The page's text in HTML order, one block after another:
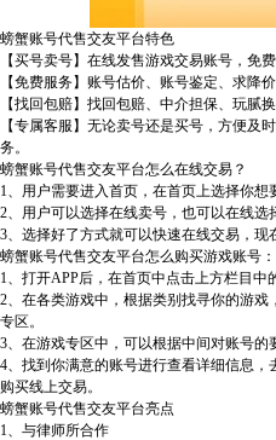
螃蟹账号代售交友平台特色
【买号卖号】在线发售游戏交易账号，免费
【免费服务】账号估价、账号鉴定、求降
【找回包赔】找回包赔、中介担保、玩腻
【专属客服】无论卖号还是买号，方便及
务。
螃蟹账号代售交友平台怎么在线交易？
1、用户需要进入首页，在首页上选择你想
2、用户可以选择在线卖号，也可以在线选
3、选择好了方式就可以快速在线交易，现
螃蟹账号代售交友平台怎么购买游戏账号：
1、打开APP后，在首页中点击上方栏目中
2、在各类游戏中，根据类别找寻你的游
专区。
3、在游戏专区中，可以根据中间对账号的
4、找到你满意的账号进行查看详细信息
购买线上交易。
螃蟹账号代售交友平台亮点
1、与律师所合作